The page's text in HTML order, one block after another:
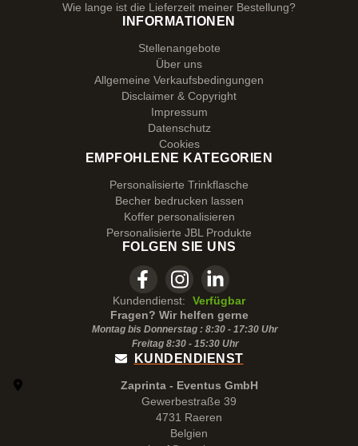
Wie lange ist die Lieferzeit meiner Bestellung?
INFORMATIONEN
Stellenangebote
Über uns
Allgemeine Verkaufsbedingungen
Disclaimer & Copyright
Impressum
Datenschutz
Cookies
EMPFOHLENE KATEGORIEN
Personalisierte Trinkflasche
Becher bedrucken lassen
Koffer personalisieren
Personalisierte JBL Produkte
FOLGEN SIE UNS
Kundendienst:
Verfügbar
Fragen? Wir helfen gerne
Montag bis Donnerstag : 8:30 - 17:30 Uhr
Freitag 8:30 - 15:30Uhr
KUNDENDIENST
Zaprinta - Eventus GmbH
Gewerbestraße 39
4731 Raeren
Belgien